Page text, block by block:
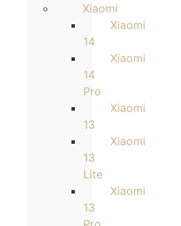
Xiaomi
Xiaomi
14
Xiaomi
14
Pro
Xiaomi
13
Xiaomi
13
Lite
Xiaomi
13